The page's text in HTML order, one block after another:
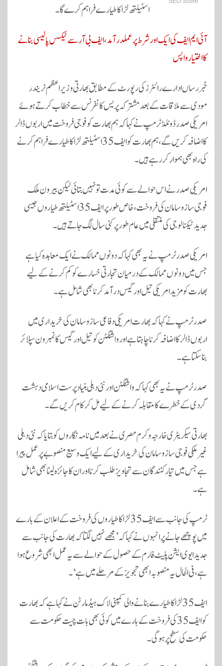
اسٹیلتھ لڑاکا طیارے فراہم کرے گا۔
آئی ایم ایف کی ایک اور شرط پرعملدرآمد، ایف بی آر سے ٹیکس پالیسی بنانے
کا اختیار واپس
خبر رساں ادارے رائٹرز کی رپورٹ کے مطابق بھارتی وزیر اعظم نریندر
مودی سے ملاقات کے بعد مشترکہ پریس کانفرنس سے خطاب کرتے ہوئے
امریکی صدر ڈونلڈ ٹرمپ نے کہا کہ ہم بھارت کو فوجی فروخت میں اربوں ڈالر
کا اضافہ کریں گے، ہم بھارت کو ایف 35 اسٹیلتھ لڑاکا طیارے فراہم کرنے
کی راہ بھی ہموار کر رہے ہیں۔
امریکی صدر نے اس حوالے سے کوئی مدت تو نہیں بتائی لیکن بیرون ملک
فوجی ساز و سامان کی فروخت، خاص طور پر ایف 35 اسٹیلتھ طیاروں جیسی
جدید ٹیکنالوجی کی منتقلی میں عام طور پر کئی سال لگ جاتے ہیں۔
امریکی صدر ٹرمپ نے یہ بھی کہا کہ دونوں ممالک نے ایک معاہدہ کیا ہے
جس میں دونوں ممالک کے درمیان تجارتی خسارے کو کم کرنے کے لیے
بھارت کو مزید امریکی تیل اور گیس درآمد کرنا بھی شامل ہے۔
صدر ٹرمپ نے کہا کہ بھارت امریکی دفاعی ساز وسامان کی خریداری میں
اربوں ڈالر کا اضافہ کرنا چاہتا ہے اور واشنگٹن کو تیل اور گیس کا نمبر ون سپلائر
بنا سکتا ہے۔
صدر ٹرمپ نے یہ بھی کہا کہ واشنگٹن اور نئی دہلی بنیاد پرست اسلامی دہشت
گردی کے خطرے کا مقابلہ کرنے کے لیے مل کر کام کریں گے۔
بھارتی سیکریٹری خارجہ وکرم مصری نے بعد میں نامہ نگاروں کو بتایا کہ نئی دہلی
غیر ملکی فوجی ساز و سامان کی خریداری کے لیے ایک وسیع منصوبے پر عمل پیرا
ہے جس میں تیار کنندگان سے تجاویز طلب کرنا اور ان کا جائزہ لینا بھی شامل
ہے۔
ٹرمپ کی جانب سے ایف 35 لڑاکا طیاروں کی فروخت کے اعلان کے بارے
میں پوچھے جانے پر انہوں نے کہا کہ ’مجھے نہیں لگتا کہ بھارت کی جانب سے
جدید ایوی ایشن پلیٹ فارم کے حصول کے حوالے سے یہ عمل ابھی شروع ہوا
ہے، فی الحال یہ منصوبہ ابھی تجویز کے مرحلے میں ہے‘۔
ایف 35 لڑاکا طیارے بنانے والی کمپنی لاک ہیڈ مارٹن نےکہا ہے کہ بھارت
کو ایف 35 کی فروخت کے بارے میں کوئی بھی بات چیت حکومت سے
حکومت کی سطح پر ہوگی۔